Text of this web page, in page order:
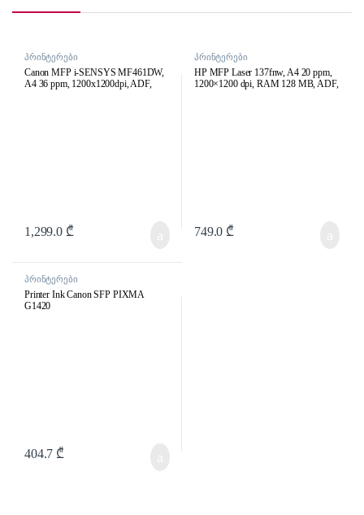
პრინტერები
Canon MFP i-SENSYS MF461DW,
A4 36 ppm, 1200x1200dpi, ADF,
1,299.0 ₾
პრინტერები
HP MFP Laser 137fnw, A4 20 ppm,
1200×1200 dpi, RAM 128 MB, ADF,
749.0 ₾
პრინტერები
Printer Ink Canon SFP PIXMA
G1420
404.7 ₾